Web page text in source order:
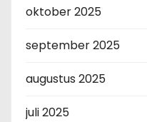
oktober 2025
september 2025
augustus 2025
juli 2025